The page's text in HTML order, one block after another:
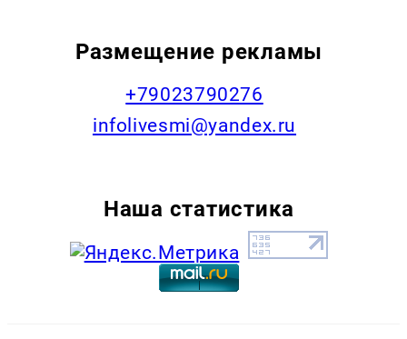
Размещение рекламы
+79023790276
infolivesmi@yandex.ru
Наша статистика